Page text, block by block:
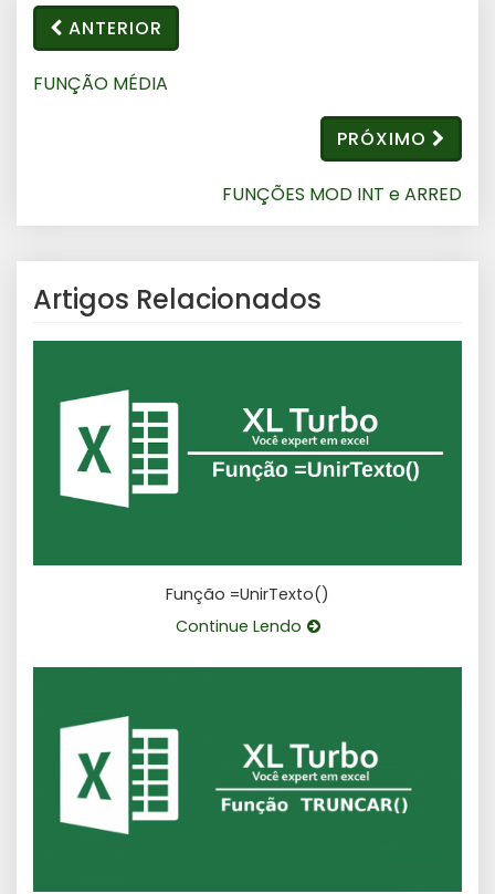
ANTERIOR
FUNÇÃO MÉDIA
PRÓXIMO
FUNÇÕES MOD INT e ARRED
Artigos Relacionados
Função =UnirTexto()
Continue Lendo